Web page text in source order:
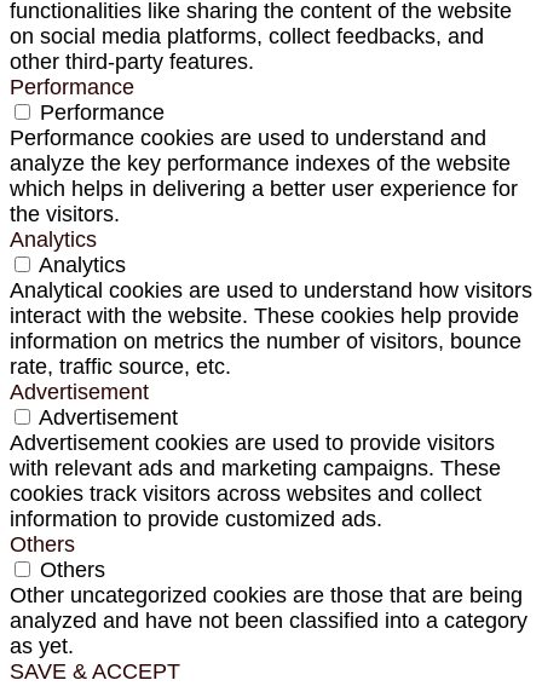
functionalities like sharing the content of the website
on social media platforms, collect feedbacks, and
other third-party features.
Performance
Performance
Performance cookies are used to understand and
analyze the key performance indexes of the website
which helps in delivering a better user experience for
the visitors.
Analytics
Analytics
Analytical cookies are used to understand how visitors
interact with the website. These cookies help provide
information on metrics the number of visitors, bounce
rate, traffic source, etc.
Advertisement
Advertisement
Advertisement cookies are used to provide visitors
with relevant ads and marketing campaigns. These
cookies track visitors across websites and collect
information to provide customized ads.
Others
Others
Other uncategorized cookies are those that are being
analyzed and have not been classified into a category
as yet.
SAVE & ACCEPT